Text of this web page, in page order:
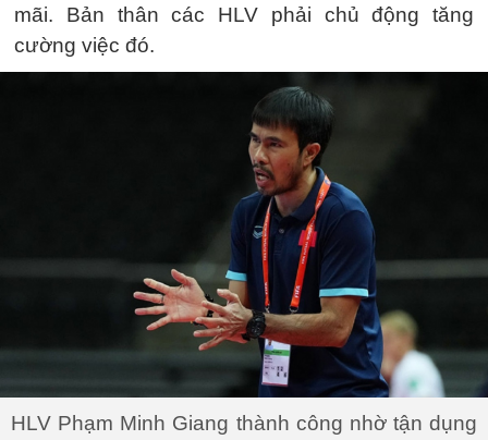
mãi. Bản thân các HLV phải chủ động tăng
cường việc đó.
HLV Phạm Minh Giang thành công nhờ tận dụng